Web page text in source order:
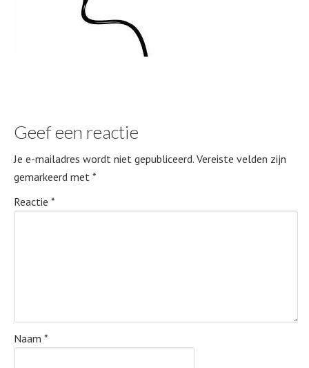
Geef een reactie
Je e-mailadres wordt niet gepubliceerd. Vereiste velden zijn
gemarkeerd met *
Reactie *
Naam *